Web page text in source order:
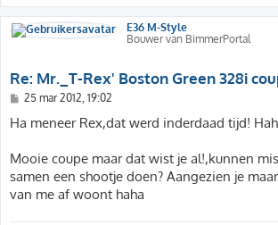
E36 M-Style
Bouwer van BimmerPortal
Re: Mr._T-Rex' Boston Green 328i
B
r
i
h
t
25 mar 2012, 19:02
Ha meneer Rex,dat werd inderdaad tijd!
Mooie coupe maar dat wist je al!,kunnen
samen een shootje doen? Aangezien je
van me af woont haha